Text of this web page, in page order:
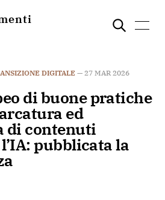
DIGITALE— 27 MAR 2026
di buone pratiche
ed
di contenuti
pubblicata la